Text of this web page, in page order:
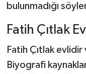
bulunmadığı
Fatih Çıtlak
Fatih Çıtlak
Biyografi